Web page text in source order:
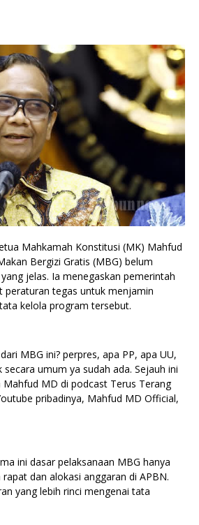
Mahkamah Konstitusi (MK) Mahfud
Bergizi Gratis (MBG) belum
jelas. Ia menegaskan pemerintah
peraturan tegas untuk menjamin
kelola program tersebut.
MBG ini? perpres, apa PP, apa UU,
secara umum ya sudah ada. Sejauh ini
Mahfud MD di podcast Terus Terang
pribadinya, Mahfud MD Official,
ini dasar pelaksanaan MBG hanya
dan alokasi anggaran di APBN.
yang lebih rinci mengenai tata